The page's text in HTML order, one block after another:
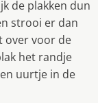
de plakken dun
strooi er dan
over voor de
het randje
uurtje in de